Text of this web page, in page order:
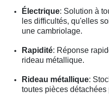
Électrique: Solution à
les difficultés, qu'elles
une cambriolage.
Rapidité: Réponse
rideau métallique.
Rideau métallique:
toutes pièces